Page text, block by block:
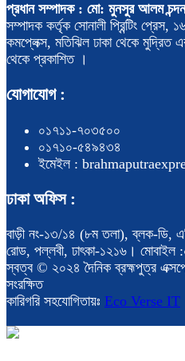
প্রধান সম্পাদক : মো: মুনসুর আলম
সম্পাদক কর্তৃক সোনালী প্রিন্টিং প্রেস,
কমপ্লেক্স, মতিঝিল ঢাকা থেকে মুদ্রিত
থেকে প্রকাশিত ।
যোগাযোগ :
০১৭১১-৭০৩৫০০
০১৭১০-৫৪৯৪৩৪
ইমেইল :
ঢাকা অফিস :
বাড়ী নং-১৩/১৪ (৮ম তলা), ব্লক-ডি,
রোড, পল্লবী, ঢাৎকা-১২১৬।
স্বত্ব © ২০২৪ দৈনিক ব্রহ্মপুত্র
সংরক্ষিত
কারিগরি সহযোগিতায়ঃ Eco Verse IT